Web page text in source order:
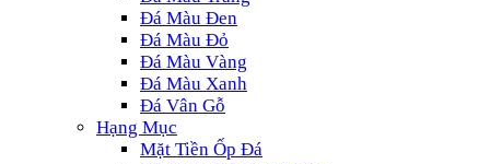
Đá Màu Đen
Đá Màu Đỏ
Đá Màu Vàng
Đá Màu Xanh
Đá Vân Gỗ
Hạng Mục
Mặt Tiền Ốp Đá